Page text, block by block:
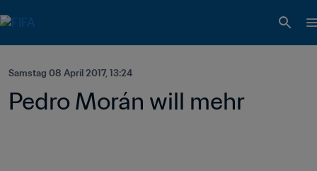
Samstag 08 April 2017, 13:24
Pedro Morán will mehr